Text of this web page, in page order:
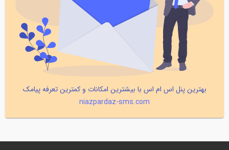
بهترین پنل اس ام اس با بیشترین امکانات و کمترین تعرفه پیامک
niazpardaz-sms.com